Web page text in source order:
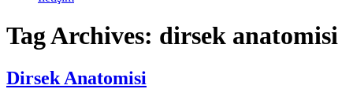
Tag Archives: dirsek anatomisi
Dirsek Anatomisi